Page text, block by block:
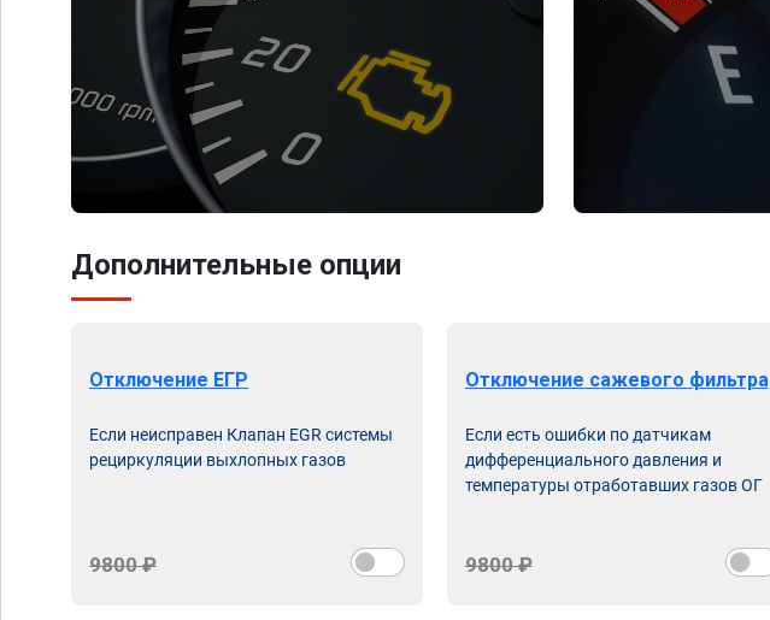
Дополнительные опции
Отключение ЕГР
Если неисправен Клапан EGR системы
рециркуляции выхлопных газов
9800 ₽
Отключение сажевого фильтра
Если есть ошибки по датчикам
дифференциального давления и
температуры отработавших газов ОГ
9800 ₽